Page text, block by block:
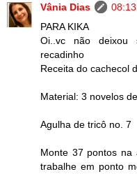
Vânia Dias
08:13
PARA KIKA
Oi..vc não deixou
recadinho
Receita do cachecol
Material: 3 novelos
Agulha de tricô no. 7
Monte 37 pontos
trabalhe em ponto